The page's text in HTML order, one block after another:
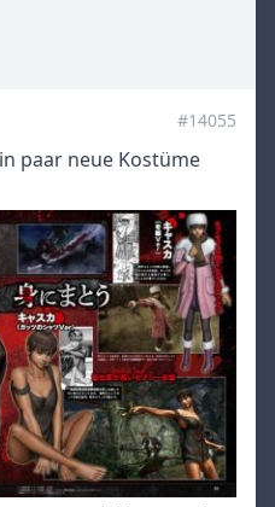
#14055
paar neue Kostüme